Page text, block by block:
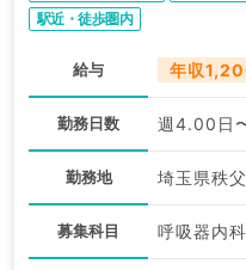
駅近・徒歩圏内
給与 年収
勤務日数 週4.00日
勤務地 埼玉県秩
募集科目 呼吸器内科